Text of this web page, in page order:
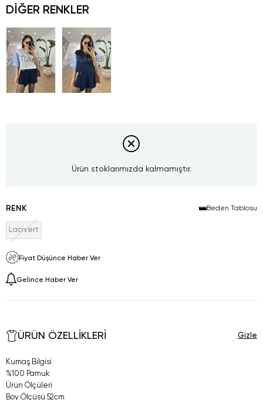
DIĞER RENKLER
Tükendi Tükendi
Ürün stoklarımızda kalmamıştır.
RENK Beden Tablosu
Lacivert
Fiyat Düşünce Haber Ver
Gelince Haber Ver
ÜRÜN ÖZELLIKLERI
Kumaş Bilgisi
%100 Pamuk
Ürün Ölçüleri
Boy Ölçüsü 52cm